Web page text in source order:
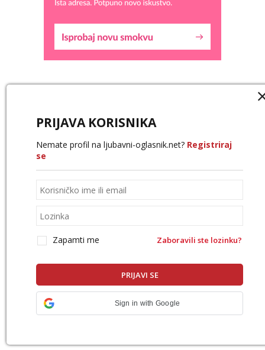
PRIJAVA KORISNIKA
Nemate profil na ljubavni-oglasnik.net? Registriraj
se
Zapamti me Zaboravili ste lozinku?
Sign in with Google